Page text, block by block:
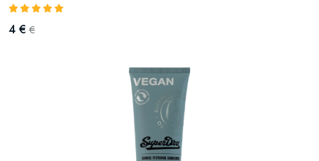
4 € €